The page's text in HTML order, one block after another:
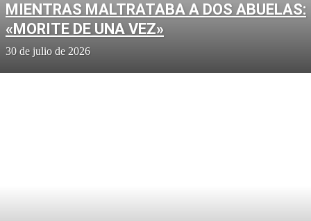
MIENTRAS MALTRATABA A DOS ABUELAS:
«MORITE DE UNA VEZ»
30 de julio de 2026